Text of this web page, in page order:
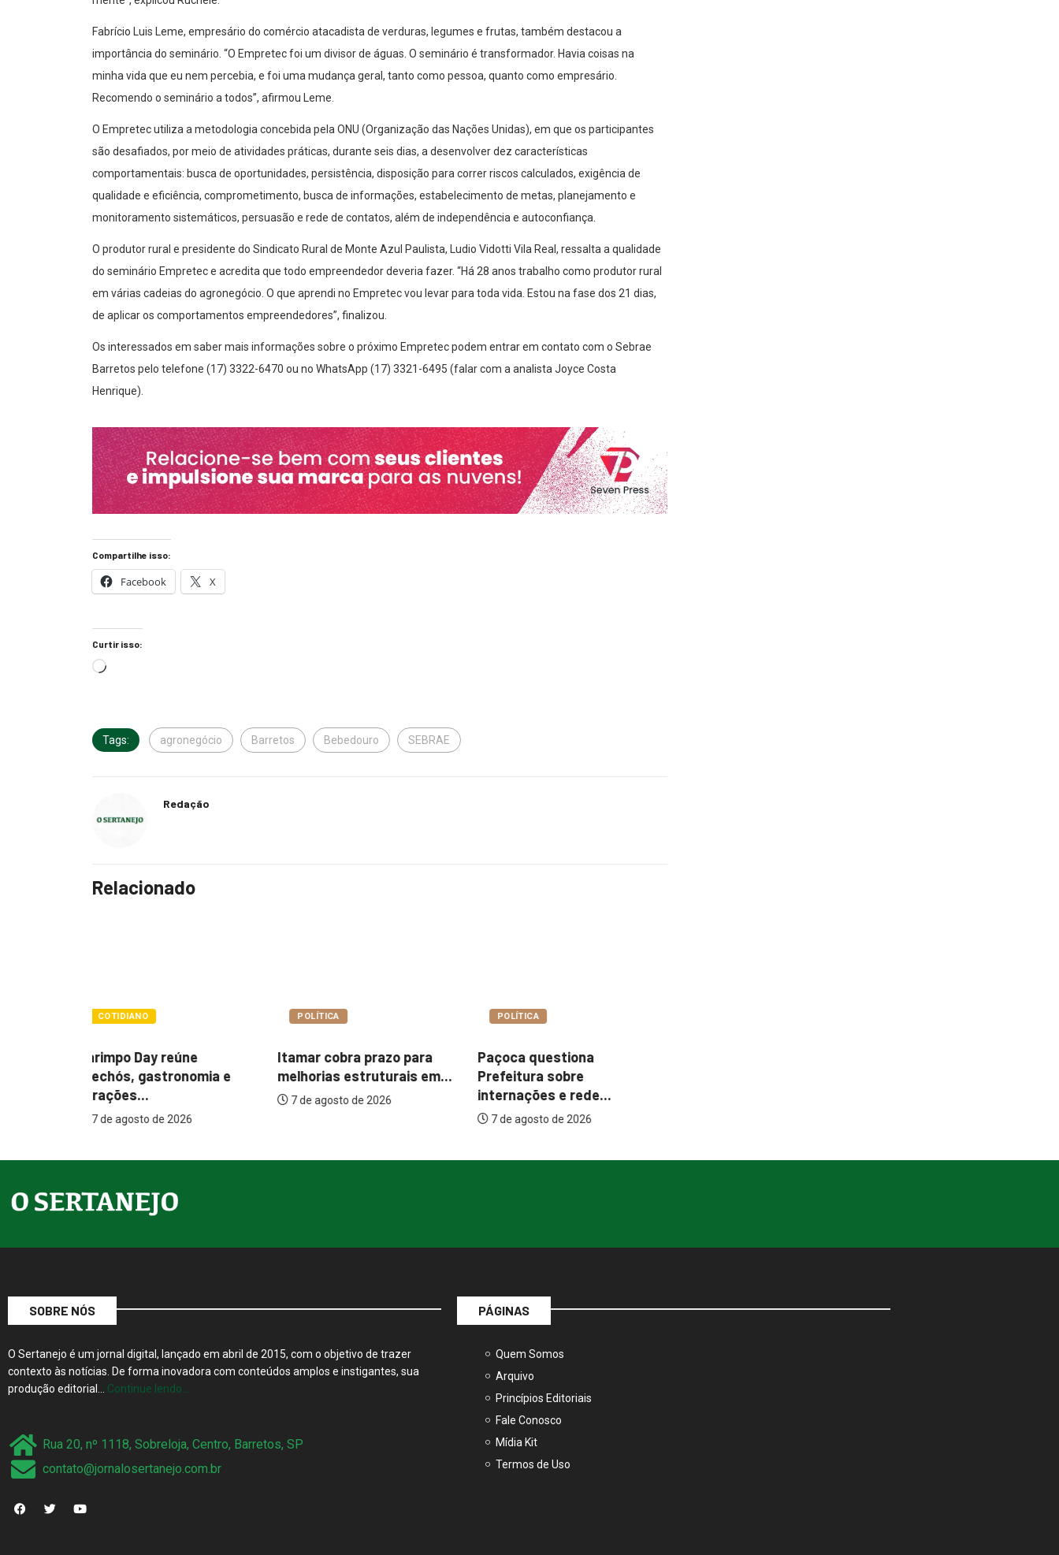
Fabrício Luis Leme, empresário do comércio atacadista de verduras, legumes e frutas, também destacou a
importância do seminário. “O Empretec foi um divisor de águas. O seminário é transformador. Havia coisas na
minha vida que eu nem percebia, e foi uma mudança geral, tanto como pessoa, quanto como empresário.
Recomendo o seminário a todos”, afirmou Leme.
O Empretec utiliza a metodologia concebida pela ONU (Organização das Nações Unidas), em que os participantes
são desafiados, por meio de atividades práticas, durante seis dias, a desenvolver dez características
comportamentais: busca de oportunidades, persistência, disposição para correr riscos calculados, exigência de
qualidade e eficiência, comprometimento, busca de informações, estabelecimento de metas, planejamento e
monitoramento sistemáticos, persuasão e rede de contatos, além de independência e autoconfiança.
O produtor rural e presidente do Sindicato Rural de Monte Azul Paulista, Ludio Vidotti Vila Real, ressalta a qualidade
do seminário Empretec e acredita que todo empreendedor deveria fazer. “Há 28 anos trabalho como produtor rural
em várias cadeias do agronegócio. O que aprendi no Empretec vou levar para toda vida. Estou na fase dos 21 dias,
de aplicar os comportamentos empreendedores”, finalizou.
Os interessados em saber mais informações sobre o próximo Empretec podem entrar em contato com o Sebrae
Barretos pelo telefone (17) 3322-6470 ou no WhatsApp (17) 3321-6495 (falar com a analista Joyce Costa
Henrique).
Compartilhe isso:
Facebook X
Curtir isso:
Tags: agronegócio Barretos Bebedouro SEBRAE
Redação
Relacionado
POLÍTICA
Itamar cobra prazo para
melhorias estruturais em...
7 de agosto de 2026
POLÍTICA
Paçoca questiona
Prefeitura sobre
internações e rede...
COTIDIANO
Garimpo Day reúne
brechós, gastronomia e
atrações...
7 de agosto de 2026
SOBRE NÓS
O Sertanejo é um jornal digital, lançado em abril de 2015, com o objetivo de trazer
contexto às notícias. De forma inovadora com conteúdos amplos e instigantes, sua
produção editorial… Continue lendo…
Rua 20, nº 1118, Sobreloja, Centro, Barretos, SP
contato@jornalosertanejo.com.br
PÁGINAS
Quem Somos
Arquivo
Princípios Editoriais
Fale Conosco
Mídia Kit
Termos de Uso